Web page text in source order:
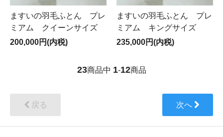
ますいの羽毛ふとん プレ
ミアム クイーンサイズ
200,000円(内税)
ますいの羽毛ふとん プレ
ミアム キングサイズ
235,000円(内税)
23商品中 1-12商品
戻る 次へ